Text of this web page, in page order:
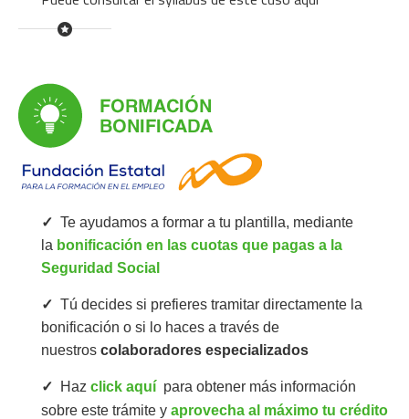
✓ Te ayudamos a formar a tu plantilla, mediante
la bonificación en las cuotas que pagas a la
Seguridad Social
✓ Tú decides si prefieres tramitar directamente la
bonificación o si lo haces a través de
nuestros colaboradores especializados
✓ Haz click aquí para obtener más información
sobre este trámite y aprovecha al máximo tu crédito